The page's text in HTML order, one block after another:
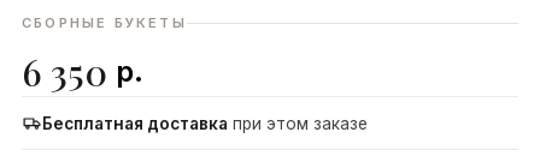
СБОРНЫЕ БУКЕТЫ
6 350 р.
Бесплатная доставка при этом заказе